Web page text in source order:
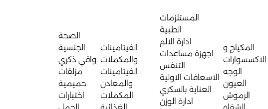
المكياج و
الاكسسوارات
الوجه
العيون
الرموش
المستلزمات
الطبية
ادارة الالم
اجهزة مساعدات
التنفس
الاسعافات الاولية
العناية بالسكري
ادارة الوزن
الفيتامينات
والمكملات
الفيتامينات
والمعادن
المكملات
الصحة
الجنسية
واقي ذكري
مزلقات
حميمية
اختبارات